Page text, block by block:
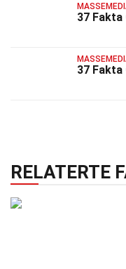
37 Fakta
37 Fakta
RELATERTE